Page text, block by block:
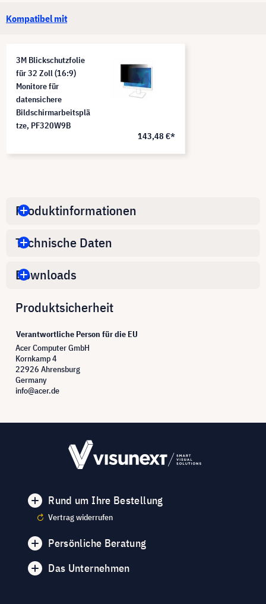
Kompatibel mit
3M Blickschutzfolie
für 32 Zoll (16:9)
Monitore für
datensichere
Bildschirmarbeitsplä
tze, PF320W9B
143,48 €*
Produktinformationen
Technische Daten
Downloads
Produktsicherheit
Verantwortliche Person für die EU
Acer Computer GmbH
Kornkamp 4
22926 Ahrensburg
Germany
info@acer.de
Rund um Ihre Bestellung
Vertrag widerrufen
Persönliche Beratung
Das Unternehmen